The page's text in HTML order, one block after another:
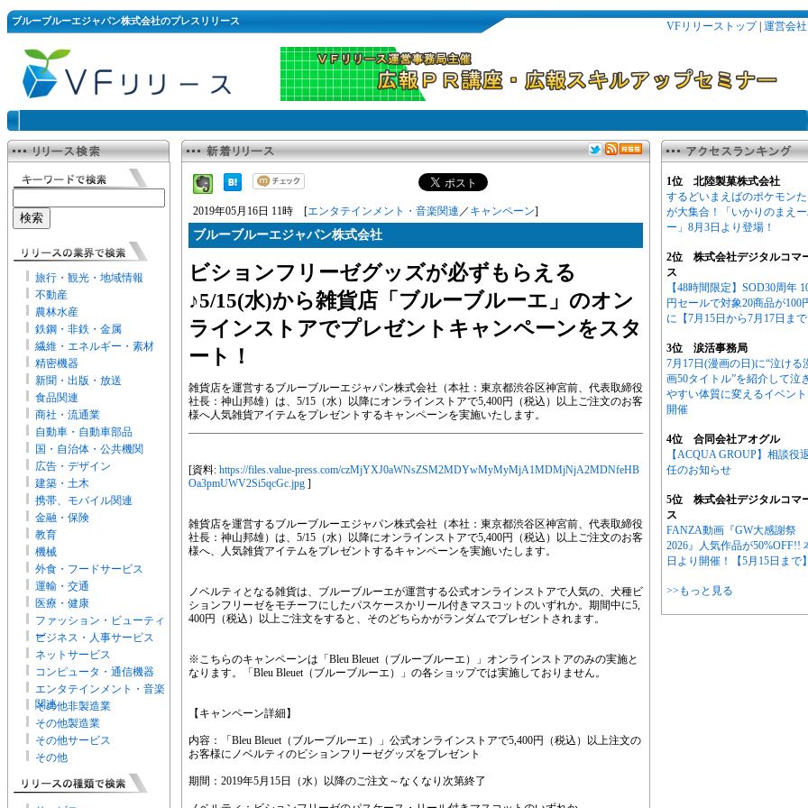
ブルーブルーエジャパン株式会社のプレスリリース VFリリーストップ| 運営会社
旅行・観光・地域情報
不動産
農林水産
鉄鋼・非鉄・金属
繊維・エネルギー・素材
精密機器
新聞・出版・放送
食品関連
商社・流通業
自動車・自動車部品
国・自治体・公共機関
広告・デザイン
建築・土木
携帯、モバイル関連
金融・保険
教育
機械
外食・フードサービス
運輸・交通
医療・健康
ファッション・ビューティ
ー
ビジネス・人事サービス
ネットサービス
コンピュータ・通信機器
エンタテインメント・音楽
関連
その他非製造業
その他製造業
その他サービス
その他
2019年05月16日 11時 [エンタテインメント・音楽関連 ／ キャンペーン]
ブルーブルーエジャパン株式会社
ビションフリーゼグッズが必ずもらえる
♪5/15(水)から雑貨店「ブルーブルーエ」のオン
ラインストアでプレゼントキャンペーンをスタ
ート！
雑貨店を運営するブルーブルーエジャパン株式会社（本社：東京都渋谷区神宮前、代表取締役
社長：神山邦雄）は、5/15（水）以降にオンラインストアで5,400円（税込）以上ご注文のお客
様へ人気雑貨アイテムをプレゼントするキャンペーンを実施いたします。
[資料: https://files.value-press.com/czMjYXJ0aWNsZSM2MDYwMyMyMjA1MDMjNjA2MDNfeHB
Oa3pmUWV2Si5qcGc.jpg ]
雑貨店を運営するブルーブルーエジャパン株式会社（本社：東京都渋谷区神宮前、代表取締役
社長：神山邦雄）は、5/15（水）以降にオンラインストアで5,400円（税込）以上ご注文のお客
様へ、人気雑貨アイテムをプレゼントするキャンペーンを実施いたします。
ノベルティとなる雑貨は、ブルーブルーエが運営する公式オンラインストアで人気の、犬種ビ
ションフリーゼをモチーフにしたパスケースかリール付きマスコットのいずれか。期間中に5,
400円（税込）以上ご注文をすると、そのどちらかがランダムでプレゼントされます。
※こちらのキャンペーンは「Bleu Bleuet（ブルーブルーエ）」オンラインストアのみの実施と
なります。「Bleu Bleuet（ブルーブルーエ）」の各ショップでは実施しておりません。
【キャンペーン詳細】
内容：「Bleu Bleuet（ブルーブルーエ）」公式オンラインストアで5,400円（税込）以上注文の
お客様にノベルティのビションフリーゼグッズをプレゼント
期間：2019年5月15日（水）以降のご注文～なくなり次第終了
1位 北陸製菓株式会社
するどいまえばのポケモン
が大集合！「いかりのまえ
ー」8月3日より登場！
2位 株式会社デジタルコマ
ス
【48時間限定】SOD30周年
円セールで対象20商品が100
に【7月15日から7月17日まで
3位 涙活事務局
7月17日(漫画の日)に“泣ける
画50タイトル”を紹介して泣
やすい体質に変えるイベン
開催
4位 合同会社アオグル
【ACQUA GROUP】相談役
任のお知らせ
5位 株式会社デジタルコマ
ス
FANZA動画『GW大感謝祭
2026』人気作品が50%OFF!!
日より開催！【5月15日まで】
>>もっと見る